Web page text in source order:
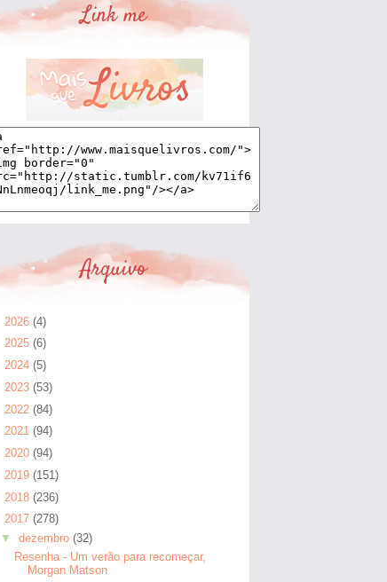
Link me
Arquivo
2026 (4)
2025 (6)
2024 (5)
2023 (53)
2022 (84)
2021 (94)
2020 (94)
2019 (151)
2018 (236)
2017 (278)
▼
dezembro (32)
Resenha - Um verão para recomeçar,
Morgan Matson